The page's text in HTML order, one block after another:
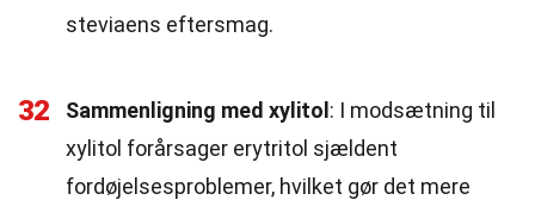
steviaens eftersmag.
32 Sammenligning med xylitol : I modsætning til
xylitol forårsager erytritol sjældent
fordøjelsesproblemer, hvilket gør det mere